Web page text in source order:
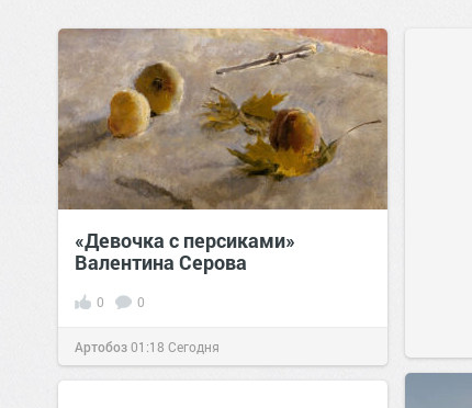
«Девочка с персиками»
Валентина Серова
0 0
Артобоз01:18 Сегодня